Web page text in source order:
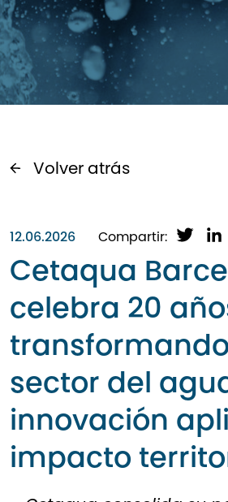
Volver atrás
12.06.2026 Compartir:
i
t
r
n
I
Cetaqua
celebra 20
sector del
innovación
impacto